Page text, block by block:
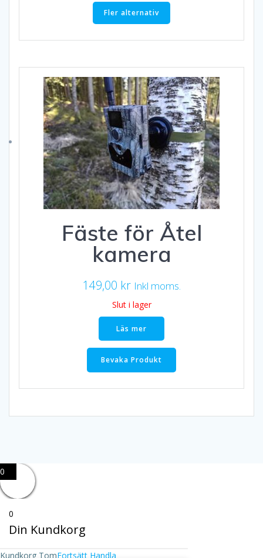
Fler alternativ
Fäste för Åtel
kamera
149,00 kr Inkl moms.
Slut i lager
Läs mer
Bevaka Produkt
0
0
Din Kundkorg
Kundkorg TomFortsätt Handla